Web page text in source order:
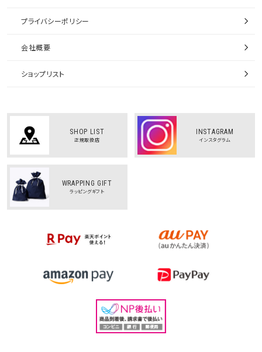
プライバシーポリシー
会社概要
ショップリスト
SHOP LIST
正規取扱店
INSTAGRAM
インスタグラム
WRAPPING GIFT
ラッピングギフト